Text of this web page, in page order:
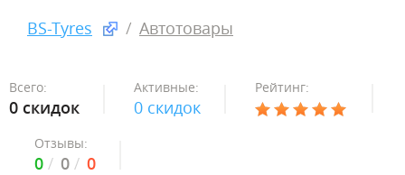
BS-Tyres Автотовары
Всего:
0 скидок
Активные:
0 скидок
Рейтинг:
Отзывы:
0 0 0